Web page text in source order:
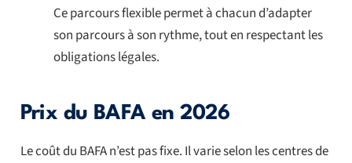
Ce parcours flexible permet à chacun d’adapter
son parcours à son rythme, tout en respectant les
obligations légales.
Prix du BAFA en 2026
Le coût du BAFA n’est pas fixe. Il varie selon les centres de